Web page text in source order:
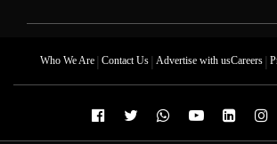
Who We Are| Contact Us| Advertise with usCareers|